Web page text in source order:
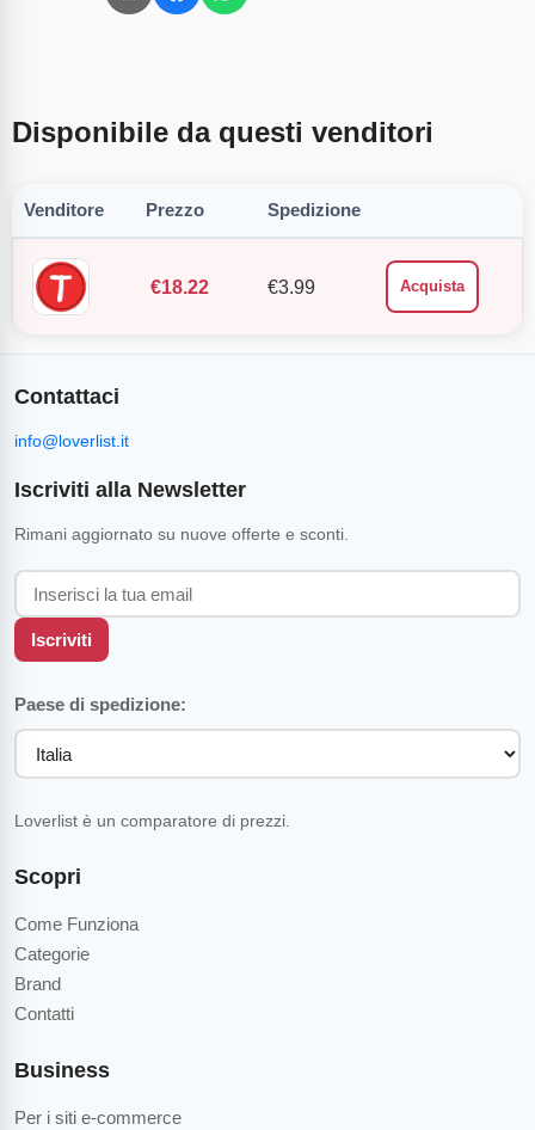
Disponibile da questi venditori
Venditore Prezzo Spedizione
€18.22 €3.99 Acquista
Scopri
Come Funziona
Categorie
Brand
Contatti
Business
Per i siti e-commerce
Contattaci
info@loverlist.it
Iscriviti alla Newsletter
Rimani aggiornato su nuove offerte e sconti.
Iscriviti
Paese di spedizione:
Loverlist è un comparatore di prezzi.